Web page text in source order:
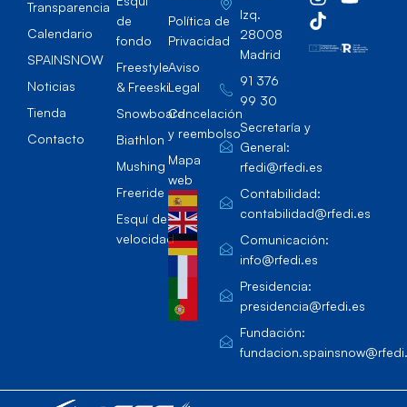
Transparencia
Calendario
SPAINSNOW
Noticias
Tienda
Contacto
de
fondo
Freestyle
& Freeski
Snowboard
Biathlon
Mushing
Freeride
Esquí de
velocidad
Política de
Privacidad
Aviso
Legal
Cancelación
y reembolso
Mapa
web
Izq.
28008
Madrid
91 376
99 30
Secretaría y
General:
rfedi@rfedi.es
Contabilidad:
contabilidad@rfedi.es
Comunicación:
info@rfedi.es
Presidencia:
presidencia@rfedi.es
Fundación: